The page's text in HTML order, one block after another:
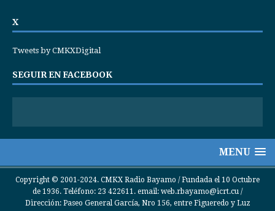
X
Tweets by CMKXDigital
SEGUIR EN FACEBOOK
MENU
Copyright © 2001-2024. CMKX Radio Bayamo / Fundada el 10 Octubre
de 1936. Teléfono: 23 422611. email: web.rbayamo@icrt.cu /
Dirección: Paseo General García, Nro 156, entre Figueredo y Luz